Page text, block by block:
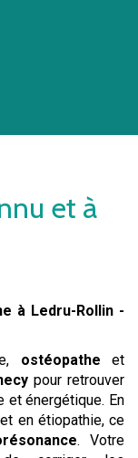
et à
à Ledru-Rollin -
ostéopathe et
pour retrouver
et énergétique. En
et en étiopathie, ce
. Votre